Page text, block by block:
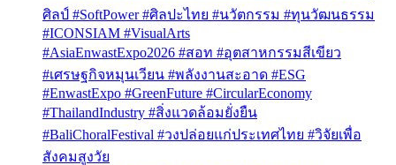
ศิลป์ #SoftPower #ศิลปะไทย #นวัตกรรม #ทุนวัฒนธรรม
#ICONSIAM #VisualArts
#AsiaEnwastExpo2026 #สอท #อุตสาหกรรมสีเขียว
#เศรษฐกิจหมุนเวียน #พลังงานสะอาด #ESG
#EnwastExpo #GreenFuture #CircularEconomy
#ThailandIndustry #สิ่งแวดล้อมยั่งยืน
#BaliChoralFestival #วงปล่อยแก่ประเทศไทย #วิจัยเพื่อ
สังคมสูงวัย